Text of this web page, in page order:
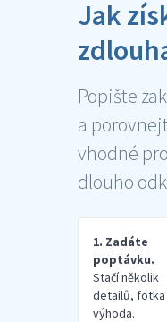
Jak
Popište
a
vhodné
dlouho
1. Zadáte
poptávku.
Stačí několik
detailů, fotka
výhoda.